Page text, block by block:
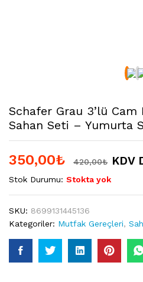
Schafer Grau 3’lü Cam
Sahan Seti – Yumurta
350,00₺ 420,00₺ KDV
Stok Durumu: Stokta yok
SKU: 8699131445136
Kategoriler: Mutfak Gereçleri,